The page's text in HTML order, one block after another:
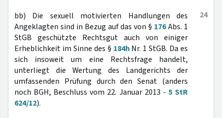
24
bb) Die sexuell motivierten Handlungen des
Angeklagten sind in Bezug auf das von § 176Abs. 1
StGB geschützte Rechtsgut auch von einiger
Erheblichkeit im Sinne des § 184h Nr. 1 StGB. Da es
sich insoweit um eine Rechtsfrage handelt,
unterliegt die Wertung des Landgerichts der
umfassenden Prüfung durch den Senat (anders
noch BGH, Beschluss vom 22. Januar 2013 - 5 StR
624/12).